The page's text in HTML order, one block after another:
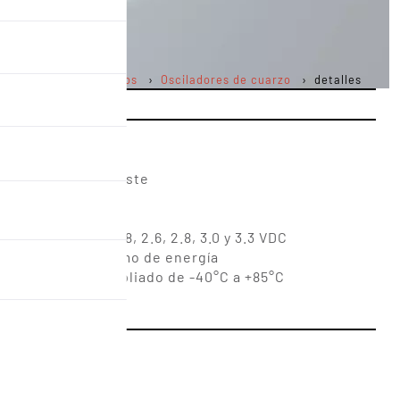
Productos Osciladores de cuarzo detalles
de bajo coste
de 1..8, 2.6, 2.8, 3.0 y 3.3 VDC
bajo consumo de energía
ampliado de -40°C a +85°C